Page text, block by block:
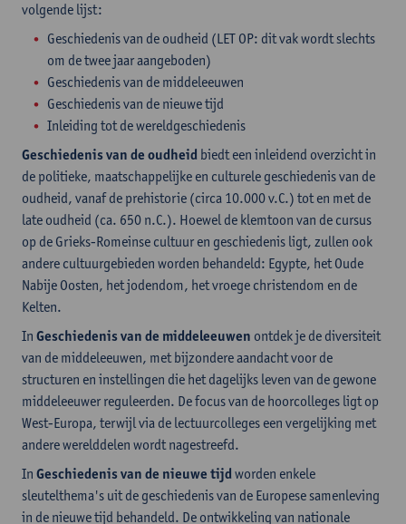
volgende lijst:
Geschiedenis van de oudheid (LET OP: dit vak wordt slechts
om de twee jaar aangeboden)
Geschiedenis van de middeleeuwen
Geschiedenis van de nieuwe tijd
Inleiding tot de wereldgeschiedenis
Geschiedenis van de oudheid biedt een inleidend overzicht in
de politieke, maatschappelijke en culturele geschiedenis van de
oudheid, vanaf de prehistorie (circa 10.000 v.C.) tot en met de
late oudheid (ca. 650 n.C.). Hoewel de klemtoon van de cursus
op de Grieks-Romeinse cultuur en geschiedenis ligt, zullen ook
andere cultuurgebieden worden behandeld: Egypte, het Oude
Nabije Oosten, het jodendom, het vroege christendom en de
Kelten.
In Geschiedenis van de middeleeuwen ontdek je de diversiteit
van de middeleeuwen, met bijzondere aandacht voor de
structuren en instellingen die het dagelijks leven van de gewone
middeleeuwer reguleerden. De focus van de hoorcolleges ligt op
West-Europa, terwijl via de lectuurcolleges een vergelijking met
andere werelddelen wordt nagestreefd.
In Geschiedenis van de nieuwe tijdworden enkele
sleutelthema's uit de geschiedenis van de Europese samenleving
in de nieuwe tijd behandeld. De ontwikkeling van nationale